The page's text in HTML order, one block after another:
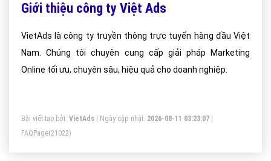
Giới thiệu công ty Việt Ads
VietAds là công ty truyền thông trực tuyến hàng đầu Việt
Nam. Chúng tôi chuyên cung cấp giải pháp Marketing
Online tối ưu, chuyên sâu, hiệu quả cho doanh nghiệp.
Bài viết tạo bởi: VietAds | Ngày cập nhật: 2026-08-11 03:23:07
FAQPage(21022)